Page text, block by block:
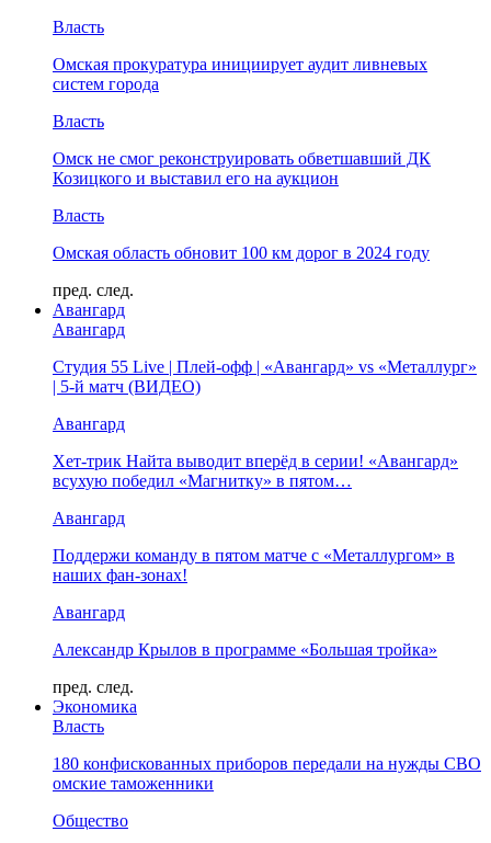
Власть
Омская прокуратура инициирует аудит ливневых
систем города
Власть
Омск не смог реконструировать обветшавший ДК
Козицкого и выставил его на аукцион
Власть
Омская область обновит 100 км дорог в 2024 году
пред. след.
Авангард
Авангард
Студия 55 Live | Плей-офф | «Авангард» vs «Металлург»
| 5-й матч (ВИДЕО)
Авангард
Хет-трик Найта выводит вперёд в серии! «Авангард»
всухую победил «Магнитку» в пятом…
Авангард
Поддержи команду в пятом матче с «Металлургом» в
наших фан-зонах!
Авангард
Александр Крылов в программе «Большая тройка»
пред. след.
Экономика
Власть
180 конфискованных приборов передали на нужды СВО
омские таможенники
Общество